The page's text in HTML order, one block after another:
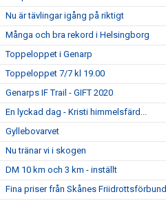
Nu är tävlingar igång på riktigt
Många och bra rekord i Helsingborg
Toppeloppet i Genarp
Toppeloppet 7/7 kl 19.00
Genarps IF Trail - GIFT 2020
En lyckad dag - Kristi himmelsfärd...
Gyllebovarvet
Nu tränar vi i skogen
DM 10 km och 3 km - inställt
Fina priser från Skånes Friidrottsförbund